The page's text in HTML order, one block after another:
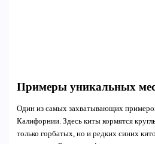
Примеры уникальных
Один из самых захватывающих
Калифорнии. Здесь киты кормятся
только горбатых, но и редких синих